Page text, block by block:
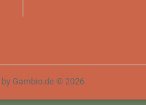
by Gambio.de © 2026